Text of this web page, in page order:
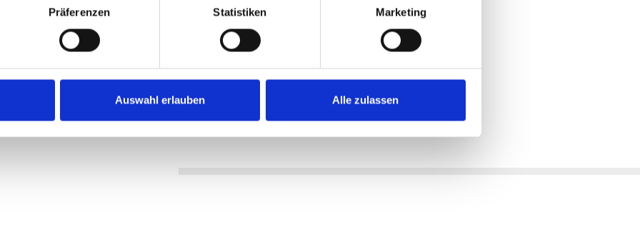
Präferenzen Statistiken Marketing
Auswahl erlauben Alle zulassen
Mini Remote
* 4 Ampere
: 176cm